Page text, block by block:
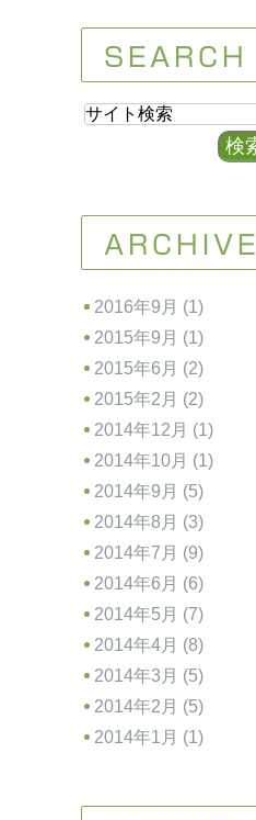
SEARCH
ARCHIVE
2016年9月 (1)
2015年9月 (1)
2015年6月 (2)
2015年2月 (2)
2014年12月 (1)
2014年10月 (1)
2014年9月 (5)
2014年8月 (3)
2014年7月 (9)
2014年6月 (6)
2014年5月 (7)
2014年4月 (8)
2014年3月 (5)
2014年2月 (5)
2014年1月 (1)